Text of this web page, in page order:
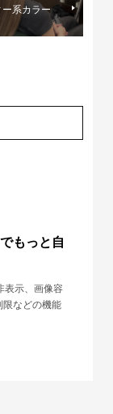
ー系カラー
もっと自
表示、画像容
などの機能